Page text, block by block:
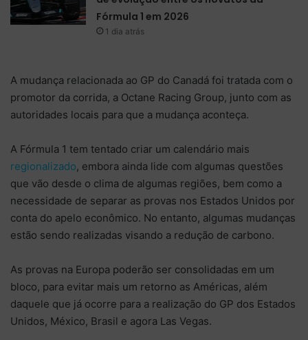
Fórmula 1 em 2026
1 dia atrás
A mudança relacionada ao GP do Canadá foi tratada com o
promotor da corrida, a Octane Racing Group, junto com as
autoridades locais para que a mudança aconteça.
A Fórmula 1 tem tentado criar um calendário mais
regionalizado, embora ainda lide com algumas questões
que vão desde o clima de algumas regiões, bem como a
necessidade de separar as provas nos Estados Unidos por
conta do apelo econômico. No entanto, algumas mudanças
estão sendo realizadas visando a redução de carbono.
As provas na Europa poderão ser consolidadas em um
bloco, para evitar mais um retorno as Américas, além
daquele que já ocorre para a realização do GP dos Estados
Unidos, México, Brasil e agora Las Vegas.